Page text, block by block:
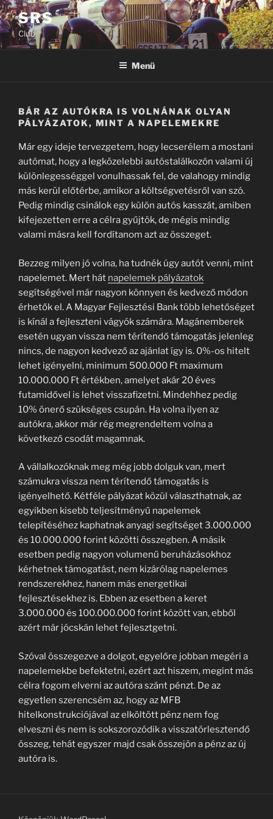
Tartalomhoz
SRS
Club
Menü
BÁR AZ AUTÓKRA IS VOLNÁNAK OLYAN
PÁLYÁZATOK, MINT A NAPELEMEKRE
Már egy ideje tervezgetem, hogy lecserélem a mostani
autómat, hogy a legközelebbi autóstalálkozón valami új
különlegességgel vonulhassak fel, de valahogy mindig
más kerül előtérbe, amikor a költségvetésről van szó.
Pedig mindig csinálok egy külön autós kasszát, amiben
kifejezetten erre a célra gyűjtök, de mégis mindig
valami másra kell fordítanom azt az összeget.
Bezzeg milyen jó volna, ha tudnék úgy autót venni, mint
napelemet. Mert hát napelemek pályázatok
segítségével már nagyon könnyen és kedvező módon
érhetők el. A Magyar Fejlesztési Bank több lehetőséget
is kínál a fejleszteni vágyók számára. Magánemberek
esetén ugyan vissza nem térítendő támogatás jelenleg
nincs, de nagyon kedvező az ajánlat így is. 0%-os hitelt
lehet igényelni, minimum 500.000 Ft maximum
10.000.000 Ft értékben, amelyet akár 20 éves
futamidővel is lehet visszafizetni. Mindehhez pedig
10% önerő szükséges csupán. Ha volna ilyen az
autókra, akkor már rég megrendeltem volna a
következő csodát magamnak.
A vállalkozóknak meg még jobb dolguk van, mert
számukra vissza nem térítendő támogatás is
igényelhető. Kétféle pályázat közül választhatnak, az
egyikben kisebb teljesítményű napelemek
telepítéséhez kaphatnak anyagi segítséget 3.000.000
és 10.000.000 forint közötti összegben. A másik
esetben pedig nagyon volumenű beruházásokhoz
kérhetnek támogatást, nem kizárólag napelemes
rendszerekhez, hanem más energetikai
fejlesztésekhez is. Ebben az esetben a keret
3.000.000 és 100.000.000 forint között van, ebből
azért már jócskán lehet fejlesztgetni.
Szóval összegezve a dolgot, egyelőre jobban megéri a
napelemekbe befektetni, ezért azt hiszem, megint más
célra fogom elverni az autóra szánt pénzt. De az
egyetlen szerencsém az, hogy az MFB
hitelkonstrukciójával az elköltött pénz nem fog
elveszni és nem is sokszorozódik a visszatörlesztendő
összeg, tehát egyszer majd csak összejön a pénz az új
autóra is.